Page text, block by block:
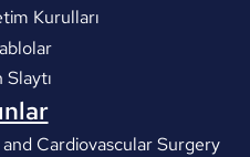
Kurulları
Slaytı
Cardiovascular Surgery